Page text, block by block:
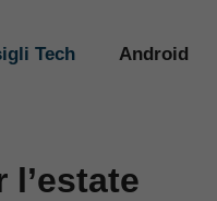
Tech Android